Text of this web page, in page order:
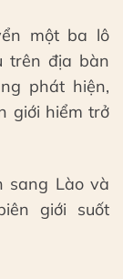
một ba lô
trên địa bàn
phát hiện,
giới hiểm trở
sang Lào và
giới suốt